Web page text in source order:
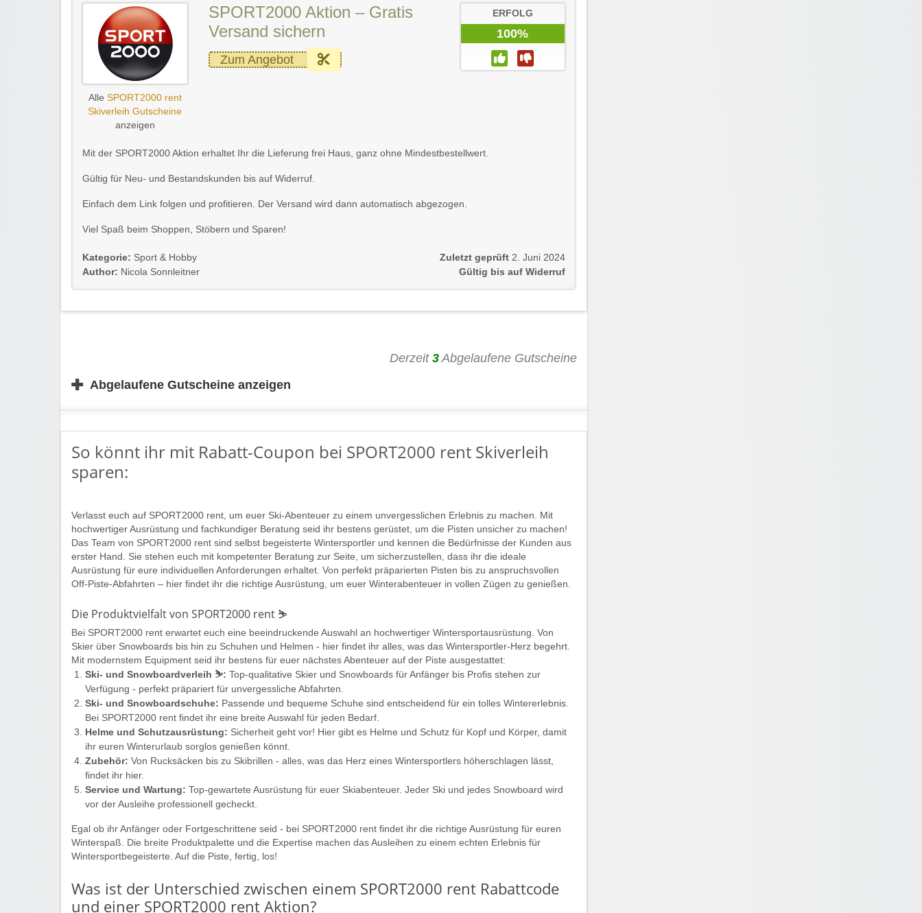
Alle SPORT2000 rent
Skiverleih Gutscheine
anzeigen
SPORT2000 Aktion – Gratis
Versand sichern
Zum Angebot
ERFOLG
100%
Mit der SPORT2000 Aktion erhaltet Ihr die Lieferung frei Haus, ganz ohne Mindestbestellwert.
Gültig für Neu- und Bestandskunden bis auf Widerruf.
Einfach dem Link folgen und profitieren. Der Versand wird dann automatisch abgezogen.
Viel Spaß beim Shoppen, Stöbern und Sparen!
Kategorie: Sport & Hobby
Author: Nicola Sonnleitner
Zuletzt geprüft 2. Juni 2024
Gültig bis auf Widerruf
Derzeit 3 Abgelaufene Gutscheine
✚ Abgelaufene Gutscheine anzeigen
So könnt ihr mit Rabatt-Coupon bei SPORT2000 rent Skiverleih
sparen:
Verlasst euch auf SPORT2000 rent, um euer Ski-Abenteuer zu einem unvergesslichen Erlebnis zu machen. Mit
hochwertiger Ausrüstung und fachkundiger Beratung seid ihr bestens gerüstet, um die Pisten unsicher zu machen!
Das Team von SPORT2000 rent sind selbst begeisterte Wintersportler und kennen die Bedürfnisse der Kunden aus
erster Hand. Sie stehen euch mit kompetenter Beratung zur Seite, um sicherzustellen, dass ihr die ideale
Ausrüstung für eure individuellen Anforderungen erhaltet. Von perfekt präparierten Pisten bis zu anspruchsvollen
Off-Piste-Abfahrten – hier findet ihr die richtige Ausrüstung, um euer Winterabenteuer in vollen Zügen zu genießen.
Die Produktvielfalt von SPORT2000 rent ⛷️
Bei SPORT2000 rent erwartet euch eine beeindruckende Auswahl an hochwertiger Wintersportausrüstung. Von
Skier über Snowboards bis hin zu Schuhen und Helmen - hier findet ihr alles, was das Wintersportler-Herz begehrt.
Mit modernstem Equipment seid ihr bestens für euer nächstes Abenteuer auf der Piste ausgestattet:
Ski- und Snowboardverleih ⛷️: Top-qualitative Skier und Snowboards für Anfänger bis Profis stehen zur
Verfügung - perfekt präpariert für unvergessliche Abfahrten.
Ski- und Snowboardschuhe: Passende und bequeme Schuhe sind entscheidend für ein tolles Wintererlebnis.
Bei SPORT2000 rent findet ihr eine breite Auswahl für jeden Bedarf.
Helme und Schutzausrüstung: Sicherheit geht vor! Hier gibt es Helme und Schutz für Kopf und Körper, damit
ihr euren Winterurlaub sorglos genießen könnt.
Zubehör: Von Rucksäcken bis zu Skibrillen - alles, was das Herz eines Wintersportlers höherschlagen lässt,
findet ihr hier.
Service und Wartung: Top-gewartete Ausrüstung für euer Skiabenteuer. Jeder Ski und jedes Snowboard wird
vor der Ausleihe professionell gecheckt.
Egal ob ihr Anfänger oder Fortgeschrittene seid - bei SPORT2000 rent findet ihr die richtige Ausrüstung für euren
Winterspaß. Die breite Produktpalette und die Expertise machen das Ausleihen zu einem echten Erlebnis für
Wintersportbegeisterte. Auf die Piste, fertig, los!
Was ist der Unterschied zwischen einem SPORT2000 rent Rabattcode
und einer SPORT2000 rent Aktion?